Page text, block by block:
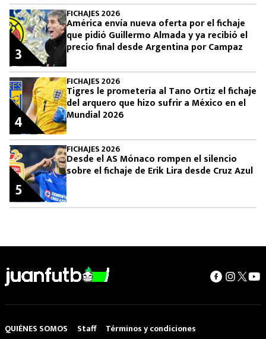
FICHAJES 2026
América envía nueva oferta por el fichaje
que pidió Guillermo Almada y ya recibió el
precio final desde Argentina por Campaz
3
FICHAJES 2026
Tigres le prometería al Tano Ortiz el fichaje
del arquero que hizo sufrir a México en el
Mundial 2026
4
FICHAJES 2026
Desde el AS Mónaco rompen el silencio
sobre el fichaje de Erik Lira desde Cruz Azul
5
QUIÉNES SOMOS Staff Términos y condiciones